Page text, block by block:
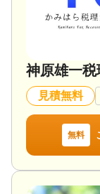
神原雄一
見積無料
無料